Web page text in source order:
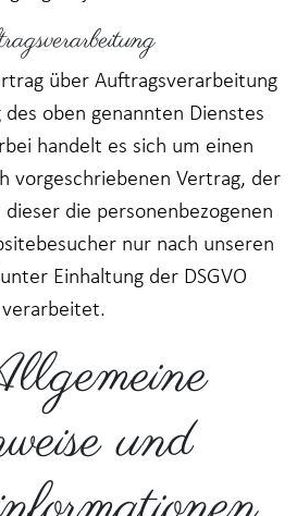
über Auftragsverarbeitung
des oben genannten Dienstes
handelt es sich um einen
vorgeschriebenen Vertrag, der
die personenbezogenen
nur nach unseren
Einhaltung der DSGVO
verarbeitet.
und